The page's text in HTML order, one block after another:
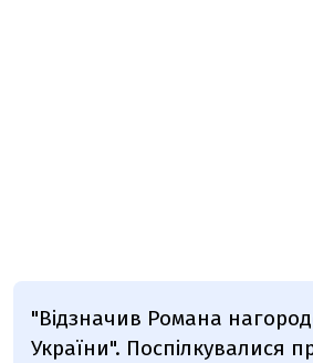
"Відзначив Романа
України". Поспілкувалися